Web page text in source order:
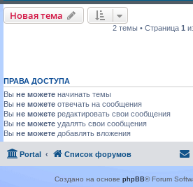
Новая тема
2 темы • Страница 1
ПРАВА ДОСТУПА
Вы не можете начинать темы
Вы не можете отвечать на сообщения
Вы не можете редактировать свои сообщения
Вы не можете удалять свои сообщения
Вы не можете добавлять вложения
Portal Список форумов
Создано на основе phpBB® Forum